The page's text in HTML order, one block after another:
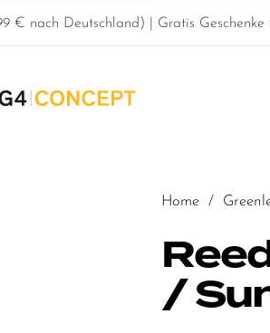
€ nach Deutschland) | Gratis Geschenke
Home /
/